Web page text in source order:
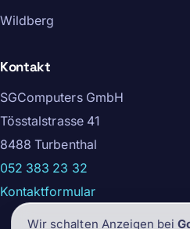
Wildberg
Kontakt
SGComputers GmbH
Tösstalstrasse 41
8488 Turbenthal
052 383 23 32
Kontaktformular
Wir schalten Anzeigen bei